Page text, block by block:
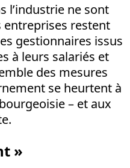
l’industrie ne sont
entreprises restent
gestionnaires issus
à leurs salariés et
des mesures
se heurtent à
– et aux
»